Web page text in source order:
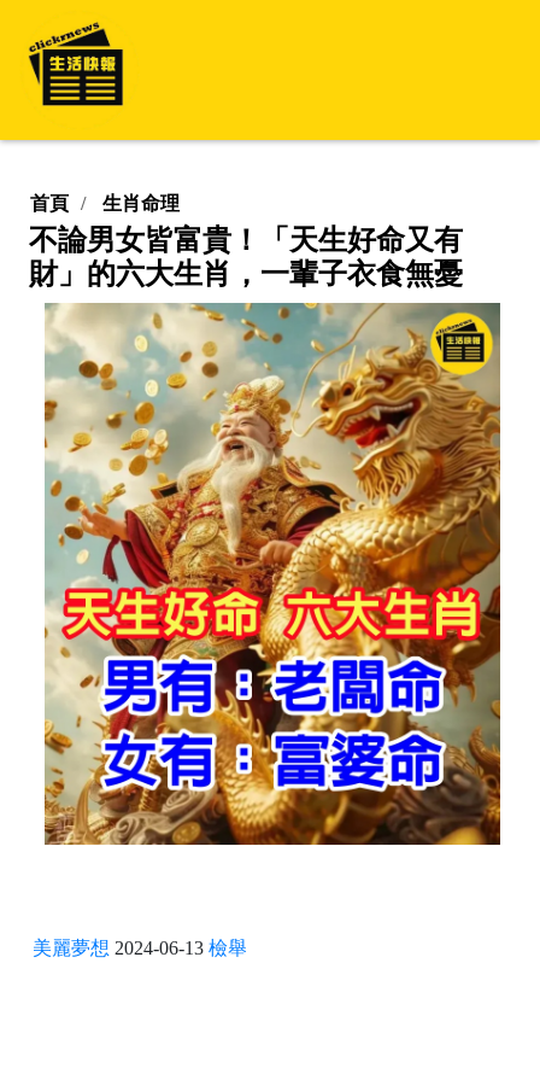
首頁 生肖命理
不論男女皆富貴！「天生好命又有
財」的六大生肖，一輩子衣食無憂
美麗夢想 2024-06-13 檢舉